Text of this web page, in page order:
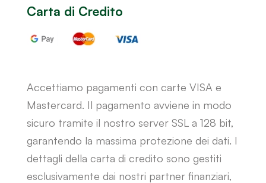
Carta di Credito
Accettiamo pagamenti con carte VISA e
Mastercard. Il pagamento avviene in modo
sicuro tramite il nostro server SSL a 128 bit,
garantendo la massima protezione dei dati. I
dettagli della carta di credito sono gestiti
esclusivamente dai nostri partner finanziari,